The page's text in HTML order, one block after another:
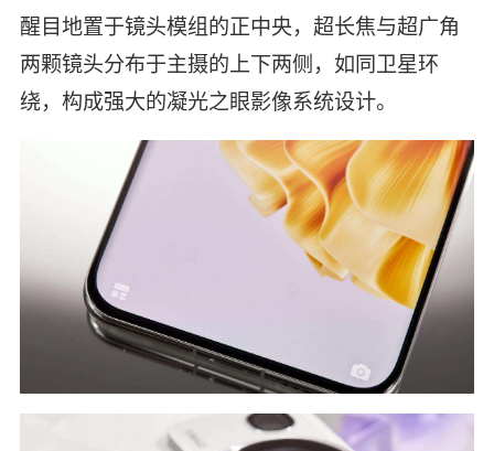
醒目地置于镜头模组的正中央，超长焦与超广角
两颗镜头分布于主摄的上下两侧，如同卫星环
绕，构成强大的凝光之眼影像系统设计。